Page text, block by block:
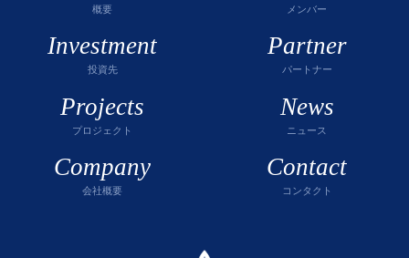
概要 メンバー
Investment
投資先
Partner
パートナー
Projects
プロジェクト
News
ニュース
Company
会社概要
Contact
コンタクト